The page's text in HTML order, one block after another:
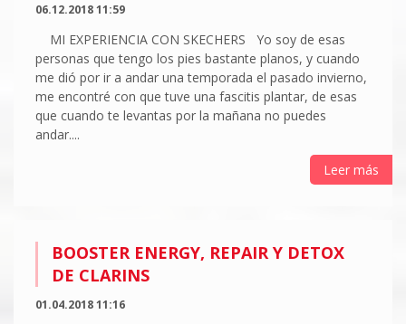
06.12.2018 11:59
MI EXPERIENCIA CON SKECHERS Yo soy de esas
personas que tengo los pies bastante planos, y cuando
me dió por ir a andar una temporada el pasado invierno,
me encontré con que tuve una fascitis plantar, de esas
que cuando te levantas por la mañana no puedes
andar....
Leer más
BOOSTER ENERGY, REPAIR Y DETOX
DE CLARINS
01.04.2018 11:16